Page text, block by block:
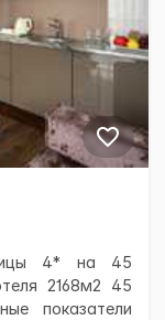
4* на 45
2168м2 45
показатели